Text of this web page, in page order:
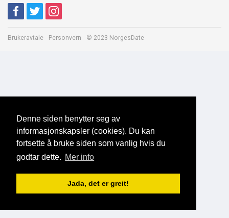
Denne siden benytter seg av
informasjonskapsler (cookies). Du kan
fortsette å bruke siden som vanlig hvis du
godtar dette. Mer info
Jada, det er greit!
Brukeravtale Personvern © 2023 NorgesDate